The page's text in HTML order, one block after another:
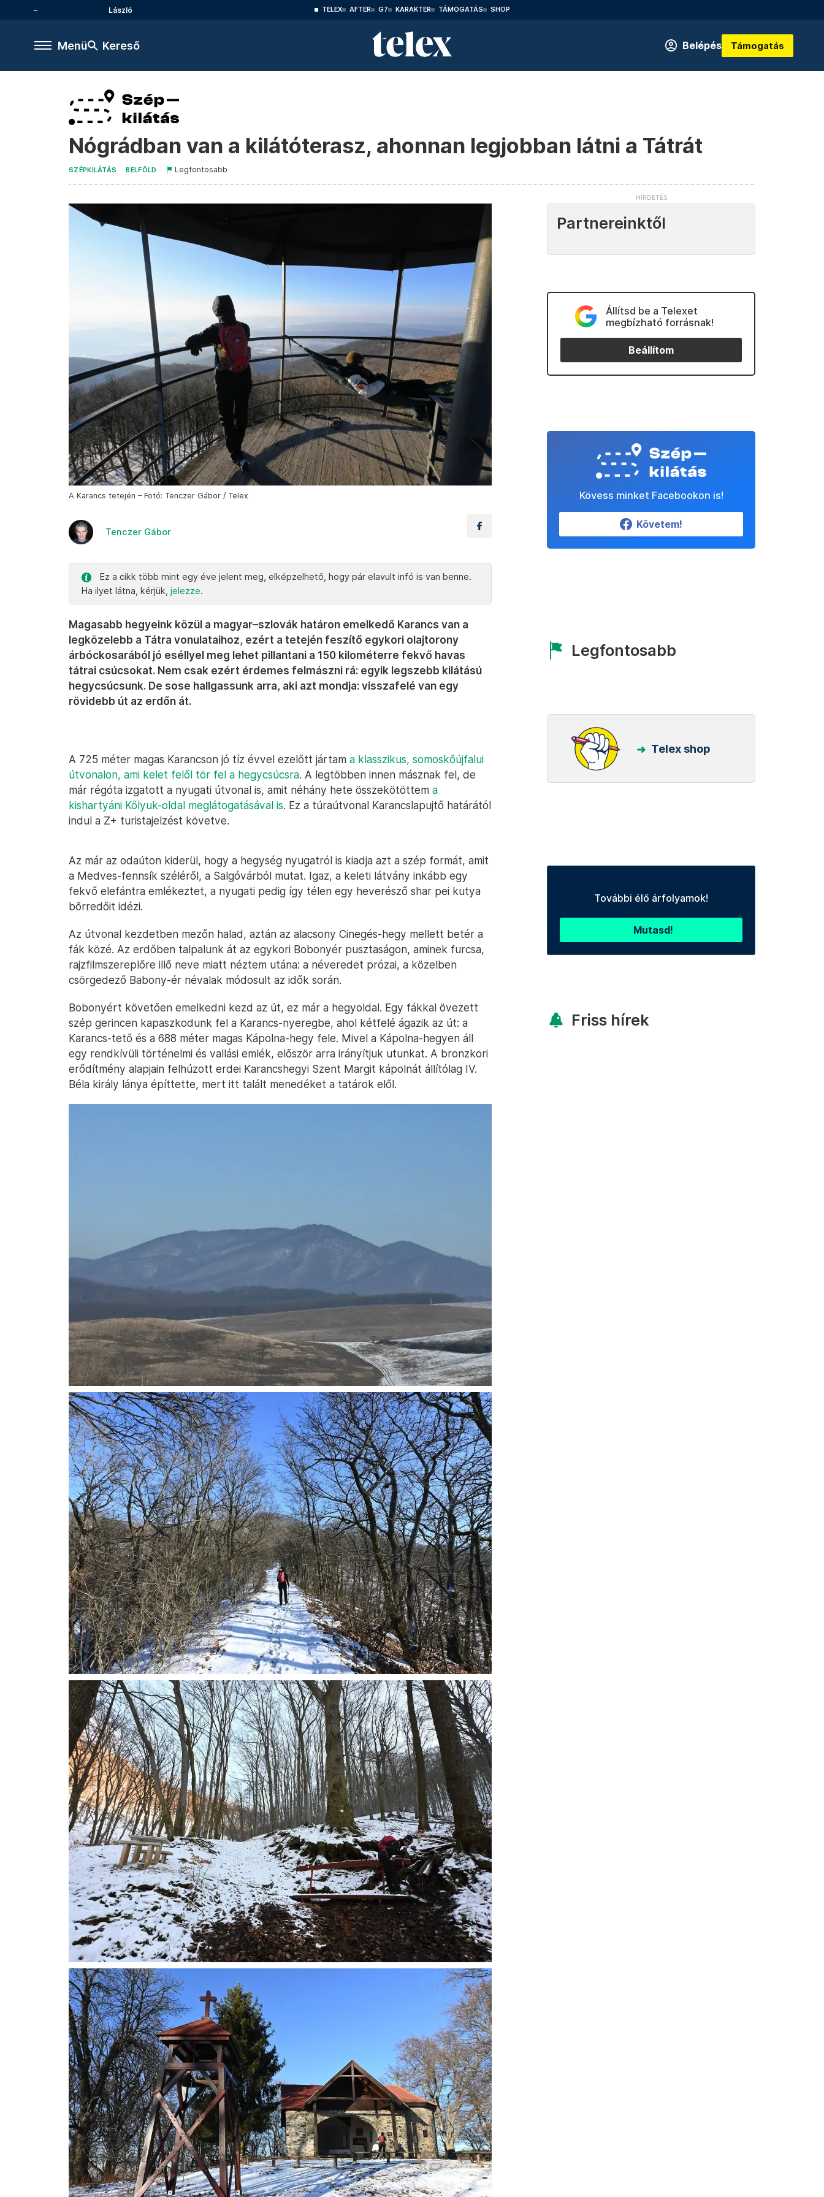
László TELEX AFTER G7 KARAKTER TÁMOGATÁS SHOP
Menü Kereső Belépés Támogatás
Nógrádban van a kilátóterasz, ahonnan legjobban látni a Tátrát
SZÉPKILÁTÁS BELFÖLD Legfontosabb
A Karancs tetején – Fotó: Tenczer Gábor / Telex
Tenczer Gábor
Ez a cikk több mint egy éve jelent meg, elképzelhető, hogy pár elavult infó is van benne.
Ha ilyet látna, kérjük, jelezze.
Magasabb hegyeink közül a magyar–szlovák határon emelkedő Karancs van a
legközelebb a Tátra vonulataihoz, ezért a tetején feszítő egykori olajtorony
árbóckosarából jó eséllyel meg lehet pillantani a 150 kilométerre fekvő havas
tátrai csúcsokat. Nem csak ezért érdemes felmászni rá: egyik legszebb kilátású
hegycsúcsunk. De sose hallgassunk arra, aki azt mondja: visszafelé van egy
rövidebb út az erdőn át.
A 725 méter magas Karancson jó tíz évvel ezelőtt jártam a klasszikus, somoskőújfalui
útvonalon, ami kelet felől tör fel a hegycsúcsra. A legtöbben innen másznak fel, de
már régóta izgatott a nyugati útvonal is, amit néhány hete összekötöttem a
kishartyáni Kőlyuk-oldal meglátogatásával is. Ez a túraútvonal Karancslapujtő határától
indul a Z+ turistajelzést követve.
Az már az odaúton kiderül, hogy a hegység nyugatról is kiadja azt a szép formát, amit
a Medves-fennsík széléről, a Salgóvárból mutat. Igaz, a keleti látvány inkább egy
fekvő elefántra emlékeztet, a nyugati pedig így télen egy heverésző shar pei kutya
bőrredőit idézi.
Az útvonal kezdetben mezőn halad, aztán az alacsony Cinegés-hegy mellett betér a
fák közé. Az erdőben talpalunk át az egykori Bobonyér pusztaságon, aminek furcsa,
rajzfilmszereplőre illő neve miatt néztem utána: a néveredet prózai, a közelben
csörgedező Babony-ér névalak módosult az idők során.
Bobonyért követően emelkedni kezd az út, ez már a hegyoldal. Egy fákkal övezett
szép gerincen kapaszkodunk fel a Karancs-nyeregbe, ahol kétfelé ágazik az út: a
Karancs-tető és a 688 méter magas Kápolna-hegy fele. Mivel a Kápolna-hegyen áll
egy rendkívüli történelmi és vallási emlék, először arra irányítjuk utunkat. A bronzkori
erődítmény alapjain felhúzott erdei Karancshegyi Szent Margit kápolnát állítólag IV.
Béla király lánya építtette, mert itt talált menedéket a tatárok elől.
Partnereinktől
Állítsd be a Telexet
megbízható forrásnak!
Beállítom
Kövess minket Facebookon is!
Követem!
Legfontosabb
Telex shop
További élő árfolyamok!
Mutasd!
Friss hírek